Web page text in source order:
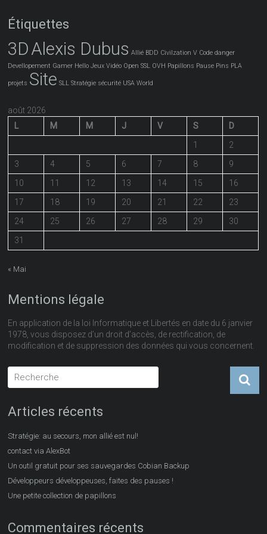
Étiquettes
3DAlexis Dubus Allié BDD Civilzation V Code danger
Devellopement Gamer Hello Jeux Vidéo Open SSL OVH Papillons Pause Pins PLA
projets Site SLL Stratégie sécurité USA World
août 2026
L
M M J V S
D
1
2
3
4 5 6 7 8
9
10
11 12 13 14 15
16
17
18 19 20 21 22
23
24
25 26 27 28 29
30
31
« Mai
Mentions légale
En application de la loi Informatique et Libertés en date du 6 janvier
1978, vous disposez d’un droit d’accès, de rectification, de
modification et de suppression des données qui vous concernent.
Articles récents
Stratégie: au secours, mon allié est nul!
contact via AlexBot
Un outil gratuit pour ses sauvegardes Cobian Backup
Développeurs développeuses, faites des pauses !
Une petite collection de papillons
Commentaires récents